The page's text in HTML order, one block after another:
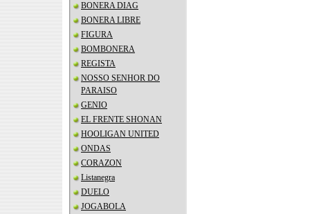
BONERA DIAG
BONERA LIBRE
FIGURA
BOMBONERA
REGISTA
NOSSO SENHOR DO
PARAISO
GENIO
EL FRENTE SHONAN
HOOLIGAN UNITED
ONDAS
CORAZON
Listanegra
DUELO
JOGABOLA